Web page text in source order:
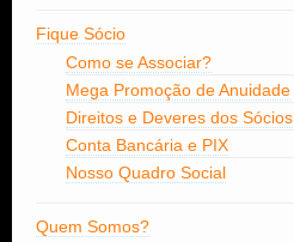
Fique Sócio
Como se Associar?
Mega Promoção de Anuidade
Direitos e Deveres dos Sócios
Conta Bancária e PIX
Nosso Quadro Social
Quem Somos?